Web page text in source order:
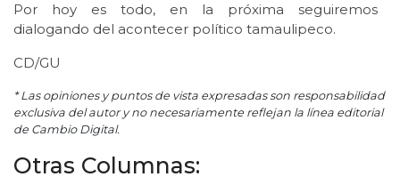
Por hoy es todo, en la próxima seguiremos
dialogando del acontecer político tamaulipeco.
CD/GU
* Las opiniones y puntos de vista expresadas son responsabilidad
exclusiva del autor y no necesariamente reflejan la línea editorial
de Cambio Digital.
Otras Columnas: